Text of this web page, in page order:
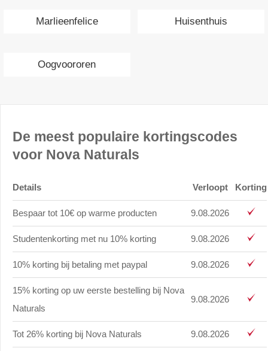
Marlieenfelice Huisenthuis
Oogvoororen
De meest populaire kortingscodes
voor Nova Naturals
Details Verloopt Korting
Bespaar tot 10€ op warme producten 9.08.2026
Studentenkorting met nu 10% korting 9.08.2026
10% korting bij betaling met paypal 9.08.2026
15% korting op uw eerste bestelling bij Nova
Naturals
9.08.2026
Tot 26% korting bij Nova Naturals 9.08.2026